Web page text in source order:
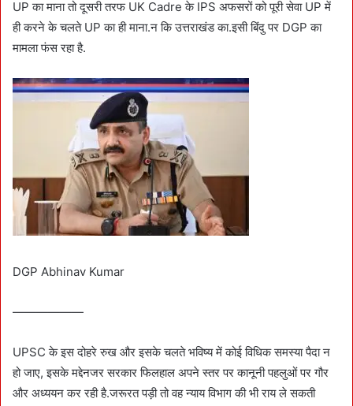
UP का माना तो दूसरी तरफ UK Cadre के IPS अफसरों को पूरी सेवा UP में
ही करने के चलते UP का ही माना.न कि उत्तराखंड का.इसी बिंदु पर DGP का
मामला फंस रहा है.
DGP Abhinav Kumar
——————
UPSC के इस दोहरे रुख और इसके चलते भविष्य में कोई विधिक समस्या पैदा न
हो जाए, इसके मद्देनजर सरकार फिलहाल अपने स्तर पर कानूनी पहलुओं पर गौर
और अध्ययन कर रही है.जरूरत पड़ी तो वह न्याय विभाग की भी राय ले सकती